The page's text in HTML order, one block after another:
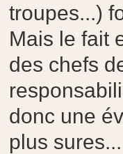
troupes...)
Mais le fait
des chefs
donc une
plus